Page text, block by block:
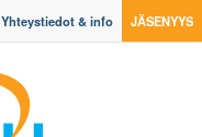
Yhteystiedot & info JÄSENYYS